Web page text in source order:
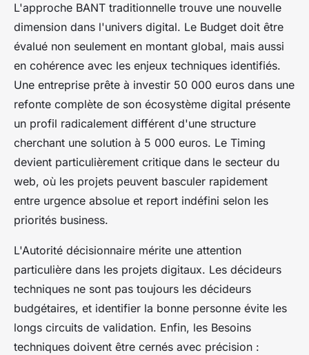
L'approche BANT traditionnelle trouve une nouvelle
dimension dans l'univers digital. Le Budget doit être
évalué non seulement en montant global, mais aussi
en cohérence avec les enjeux techniques identifiés.
Une entreprise prête à investir 50 000 euros dans une
refonte complète de son écosystème digital présente
un profil radicalement différent d'une structure
cherchant une solution à 5 000 euros. Le Timing
devient particulièrement critique dans le secteur du
web, où les projets peuvent basculer rapidement
entre urgence absolue et report indéfini selon les
priorités business.
L'Autorité décisionnaire mérite une attention
particulière dans les projets digitaux. Les décideurs
techniques ne sont pas toujours les décideurs
budgétaires, et identifier la bonne personne évite les
longs circuits de validation. Enfin, les Besoins
techniques doivent être cernés avec précision :